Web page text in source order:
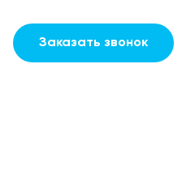
Заказать звонок